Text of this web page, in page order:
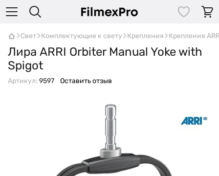
Свет Комплектующие к свету Крепления Крепления
Лира ARRI Orbiter Manual Yoke with
Spigot
Артикул: 9597 Оставить отзыв